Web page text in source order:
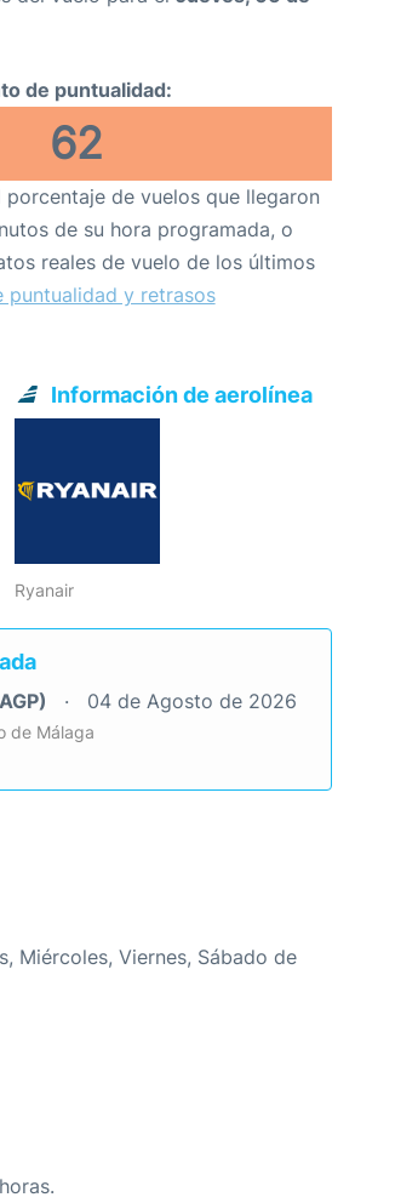
de puntualidad:
62
de vuelos que llegaron
de su hora programada, o
reales de vuelo de los últimos
puntualidad y retrasos
Información de aerolínea
Ryanair
04 de Agosto de 2026
de Málaga
Miércoles, Viernes, Sábado de